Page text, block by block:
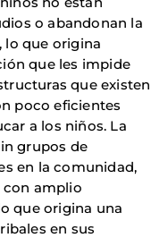
o abandonan la
lo que origina
que les impide
que existen
poco eficientes
a los niños. La
grupos de
en la comunidad,
con amplio
que origina una
en sus